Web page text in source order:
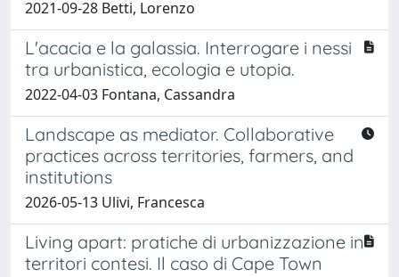
2021-09-28 Betti, Lorenzo
L'acacia e la galassia. Interrogare i nessi
tra urbanistica, ecologia e utopia.
2022-04-03 Fontana, Cassandra
Landscape as mediator. Collaborative
practices across territories, farmers, and
institutions
2026-05-13 Ulivi, Francesca
Living apart: pratiche di urbanizzazione in
territori contesi. Il caso di Cape Town